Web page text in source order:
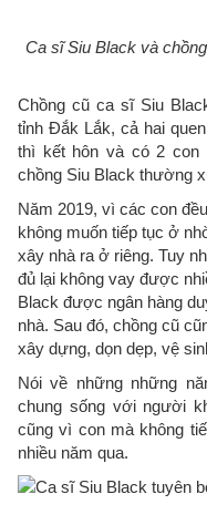
Ca sĩ Siu Black và
Chồng cũ ca sĩ Siu
tỉnh Đắk Lắk, cả hai
thì kết hôn và có 2 con
chồng Siu Black thường
Năm 2019, vì các con
không muốn tiếp tục ở
xây nhà ra ở riêng. Tuy
đủ lại không vay được
Black được ngân hàng
nhà. Sau đó, chồng cũ
xây dựng, dọn dẹp, vệ
Nói về những những
chung sống với người
cũng vì con mà không
nhiều năm qua.